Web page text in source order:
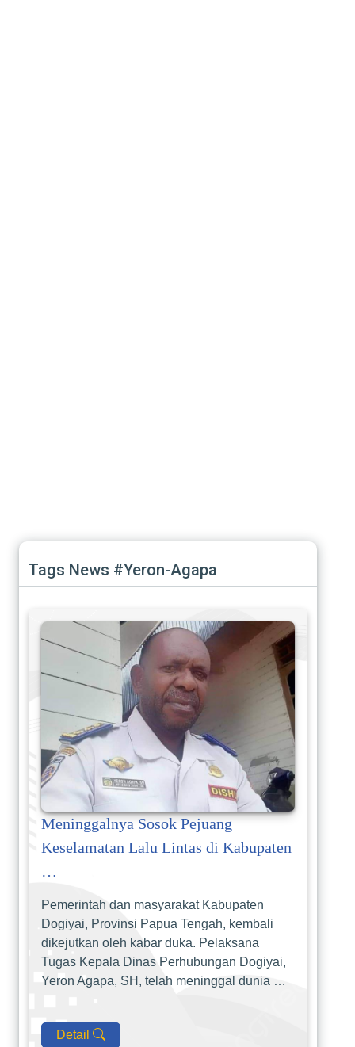
Tags News #Yeron-Agapa
Meninggalnya Sosok Pejuang
Keselamatan Lalu Lintas di Kabupaten
…
Pemerintah dan masyarakat Kabupaten
Dogiyai, Provinsi Papua Tengah, kembali
dikejutkan oleh kabar duka. Pelaksana
Tugas Kepala Dinas Perhubungan Dogiyai,
Yeron Agapa, SH, telah meninggal dunia …
Detail